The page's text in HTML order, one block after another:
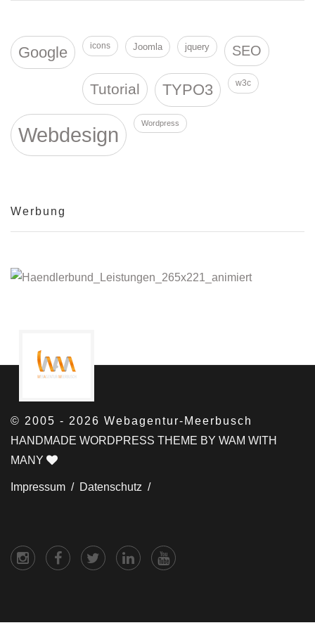
Google icons Joomla jquery SEO
Tutorial TYPO3 w3c
Webdesign Wordpress
Werbung
© 2005 - 2026 Webagentur-Meerbusch
HANDMADE WORDPRESS THEME BY WAM WITH
MANY
Impressum / Datenschutz /